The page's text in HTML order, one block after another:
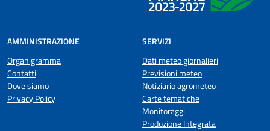
AMMINISTRAZIONE
Organigramma
Contatti
Dove siamo
Privacy Policy
SERVIZI
Dati meteo giornalieri
Previsioni meteo
Notiziario agrometeo
Carte tematiche
Monitoraggi
Produzione Integrata